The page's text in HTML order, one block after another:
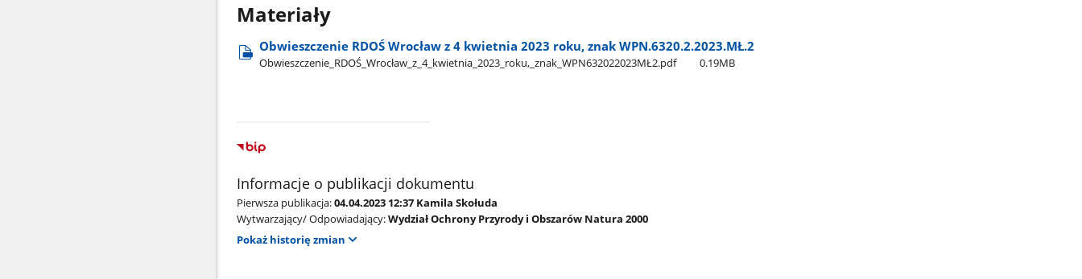
Materiały
Obwieszczenie RDOŚ Wrocław z 4 kwietnia 2023 roku, znak WPN.6320.2.2023.MŁ.2
Obwieszczenie​_RDOŚ​_Wrocław​_z​_4​_kwietnia​_2023​_roku,​_znak​_WPN632022023MŁ2.pdf 0.19MB
Informacje o publikacji dokumentu
Pierwsza publikacja:04.04.2023 12:37 Kamila Skołuda
Wytwarzający/ Odpowiadający:Wydział Ochrony Przyrody i Obszarów Natura 2000
Pokaż historię zmian